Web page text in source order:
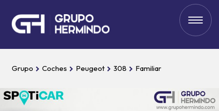
Grupo Coches Peugeot 308 Familiar